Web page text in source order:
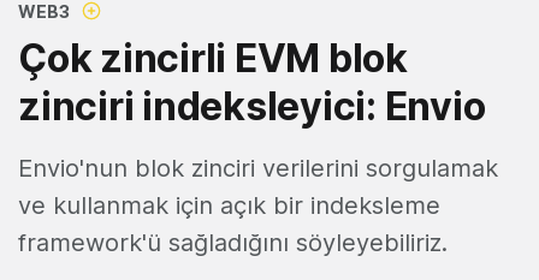
WEB3
Çok zincirli EVM blok
zinciri indeksleyici: Envio
Envio'nun blok zinciri verilerini sorgulamak
ve kullanmak için açık bir indeksleme
framework'ü sağladığını söyleyebiliriz.